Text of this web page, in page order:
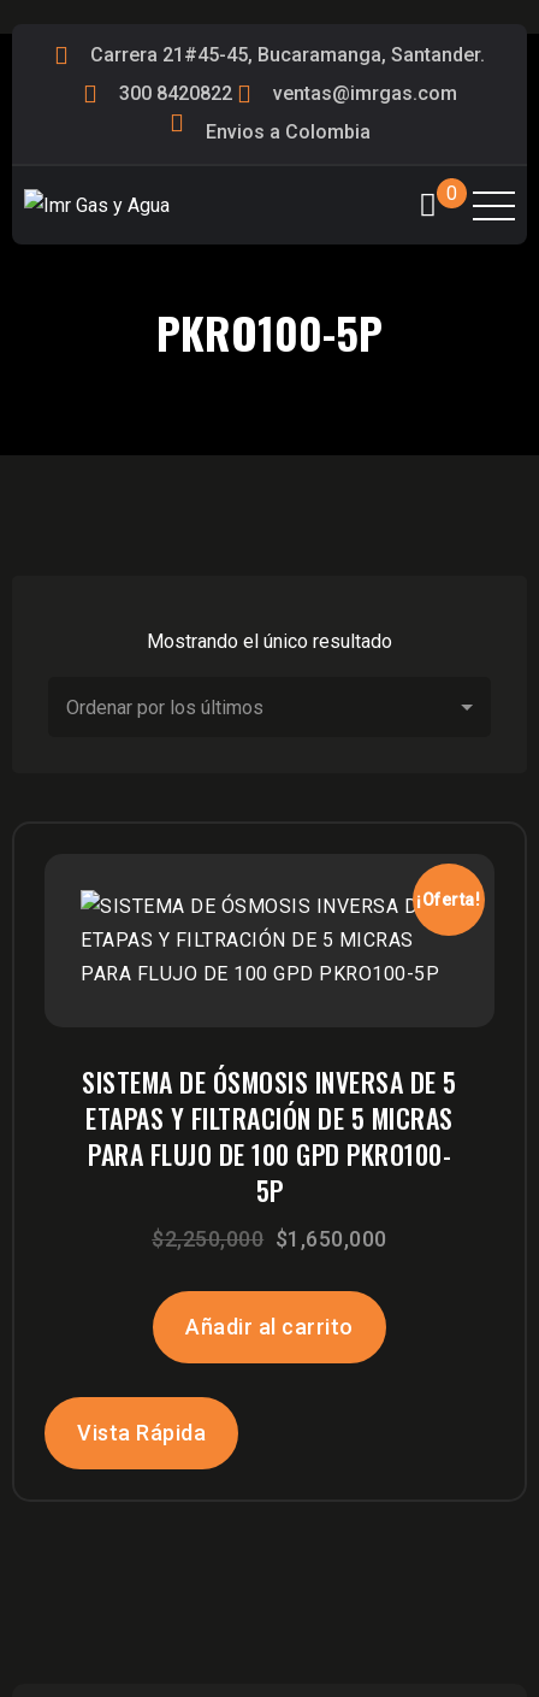
Carrera 21#45-45, Bucaramanga, Santander.
300 8420822
ventas@imrgas.com
Envios a Colombia
0
PKRO100-5P
Mostrando el único resultado
¡Oferta!
SISTEMA DE ÓSMOSIS INVERSA DE 5
ETAPAS Y FILTRACIÓN DE 5 MICRAS
PARA FLUJO DE 100 GPD PKRO100-
5P
$2,250,000 El
original
$1,650,000
actual
Añadir al carrito
Vista Rápida